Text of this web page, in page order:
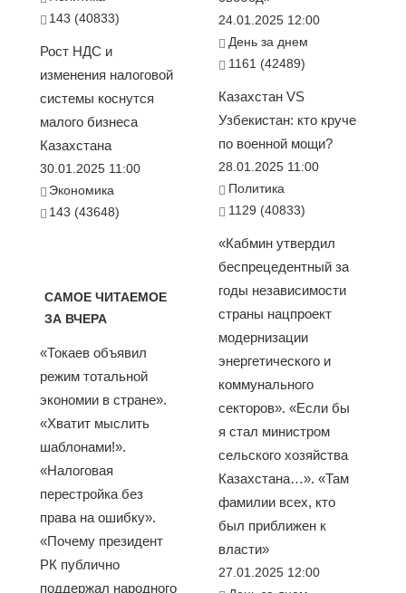
143 (40833)
Рост НДС и
изменения налоговой
системы коснутся
малого бизнеса
Казахстана
30.01.2025 11:00
Экономика
143 (43648)
САМОЕ ЧИТАЕМОЕ
ЗА ВЧЕРА
«Токаев объявил
режим тотальной
экономии в стране».
«Хватит мыслить
шаблонами!».
«Налоговая
перестройка без
права на ошибку».
«Почему президент
РК публично
поддержал народного
24.01.2025 12:00
День за днем
1161 (42489)
Казахстан VS
Узбекистан: кто круче
по военной мощи?
28.01.2025 11:00
Политика
1129 (40833)
«Кабмин утвердил
беспрецедентный за
годы независимости
страны нацпроект
модернизации
энергетического и
коммунального
секторов». «Если бы
я стал министром
сельского хозяйства
Казахстана…». «Там
фамилии всех, кто
был приближен к
власти»
27.01.2025 12:00